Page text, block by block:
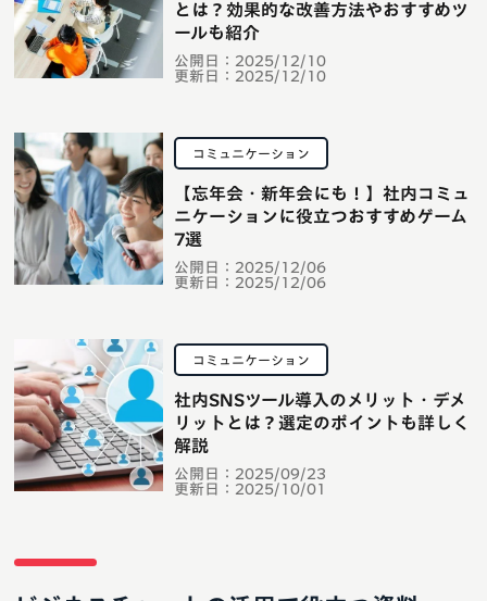
公開日： 2025/12/10
更新日： 2025/12/10
とは？効果的な改善方法やおすすめツ
ールも紹介
コミュニケーション
公開日： 2025/12/06
更新日： 2025/12/06
【忘年会・新年会にも！】社内コミュ
ニケーションに役立つおすすめゲーム
7選
コミュニケーション
公開日： 2025/09/23
更新日： 2025/10/01
社内SNSツール導入のメリット・デメ
リットとは？選定のポイントも詳しく
解説